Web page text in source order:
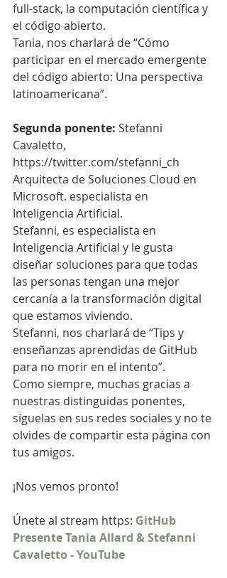
full-stack, la computación científica y
el código abierto.
Tania, nos charlará de “Cómo
participar en el mercado emergente
del código abierto: Una perspectiva
latinoamericana”.
Segunda ponente: Stefanni
Cavaletto,
https://twitter.com/stefanni_ch
Arquitecta de Soluciones Cloud en
Microsoft. especialista en
Inteligencia Artificial.
Stefanni, es especialista en
Inteligencia Artificial y le gusta
diseñar soluciones para que todas
las personas tengan una mejor
cercanía a la transformación digital
que estamos viviendo.
Stefanni, nos charlará de “Tips y
enseñanzas aprendidas de GitHub
para no morir en el intento”.
Como siempre, muchas gracias a
nuestras distinguidas ponentes,
síguelas en sus redes sociales y no te
olvides de compartir esta página con
tus amigos.
¡Nos vemos pronto!
Únete al stream https: GitHub
Presente Tania Allard & Stefanni
Cavaletto - YouTube